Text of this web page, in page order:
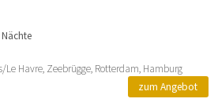
Nächte
Havre, Zeebrügge, Rotterdam, Hamburg
zum Angebot